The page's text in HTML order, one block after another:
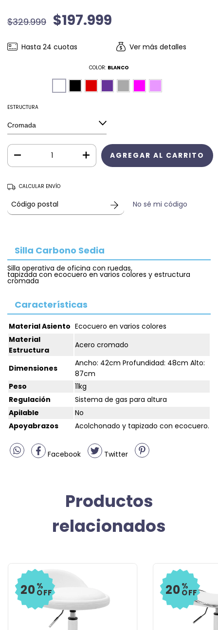
$329.999 $197.999
Hasta 24 cuotas Ver más detalles
COLOR: BLANCO
ESTRUCTURA
CALCULAR ENVÍO
No sé mi código
Silla Carbono Sedia
Silla operativa de oficina con ruedas,
tapizada con ecocuero en varios colores y estructura
cromada
Características
Material Asiento Ecocuero en varios colores
Material
Estructura
Acero cromado
Dimensiones
Ancho: 42cm Profundidad: 48cm Alto:
87cm
Peso
11kg
Regulación
Sistema de gas para altura
Apilable
No
Apoyabrazos
Acolchonado y tapizado con ecocuero.
Facebook Twitter
Productos
relacionados
20%
OFF 20%
OFF